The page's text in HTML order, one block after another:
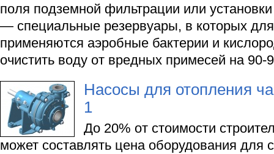
поля подземной фильтрации или установки
— специальные резервуары, в которых
применяются аэробные бактерии и
очистить воду от вредных примесей на 90-
Насосы для отопления
1
До 20% от стоимости
может составлять цена оборудования для